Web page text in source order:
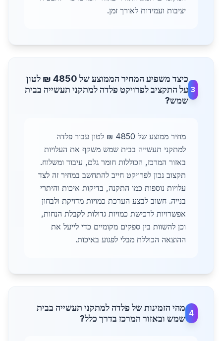
יציבות ועמידות לאורך זמן.
3
כיצד משפיע המחיר הממוצע של 4850 ₪ לטון
על התקציב לפרויקט פלדה למתקני תעשייה בבית
שמש?
מחיר ממוצע של 4850 ₪ לטון עבור פלדה
למתקני תעשייה בבית שמש משקף את העלויות
באזור המרכז, הכוללות חומר גלם, עיבוד ומשלוח.
תקצוב נכון לפרויקט חייב להתחשב במחיר זה לצד
עלויות נוספות כמו התקנה, בדיקות איכות והיתרי
בנייה. חשוב לבצע הערכת כמויות מדויקת ולבחון
אפשרויות לרכישת כמויות גדולות לקבלת הנחות,
וכן להשוות בין ספקים מקומיים כדי לייעל את
ההוצאה הכוללת מבלי לפגוע באיכות.
4
מהי הזמינות של פלדה למתקני תעשייה בבית
שמש ובאזור המרכז בדרך כלל?